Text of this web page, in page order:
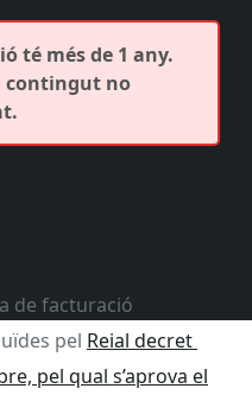
té més de 1 any.
contingut no
de facturació
pel Reial decret
pel qual s’aprova el